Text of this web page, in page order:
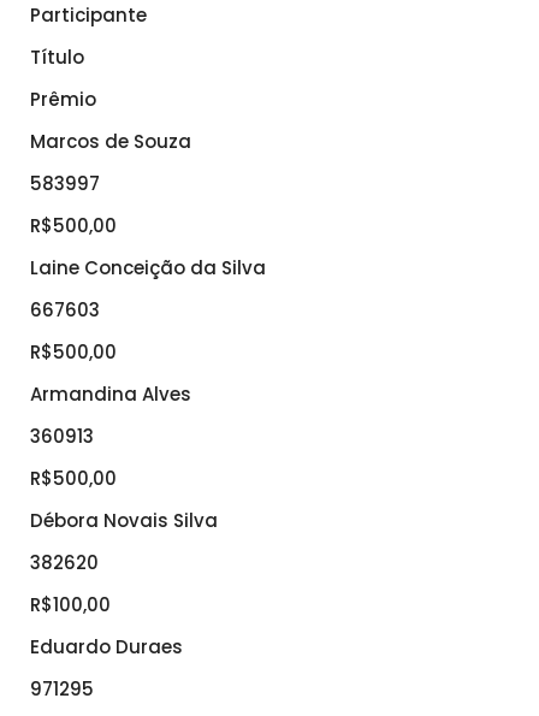
Participante
Título
Prêmio
Marcos de Souza
583997
R$500,00
Laine Conceição da Silva
667603
R$500,00
Armandina Alves
360913
R$500,00
Débora Novais Silva
382620
R$100,00
Eduardo Duraes
971295